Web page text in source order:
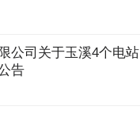
公司关于玉溪4个电站
告